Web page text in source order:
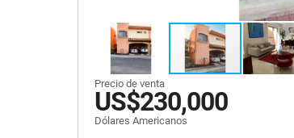
Precio de venta
US$230,000
Dólares Americanos